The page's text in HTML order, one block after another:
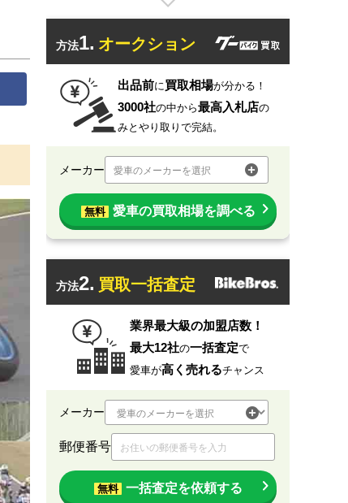
方法1. オークション
出品前に買取相場が分かる！
3000社の中から最高入札店の
みとやり取りで完結。
メーカー 愛車のメーカーを選択
無料 愛車の買取相場を調べる
方法2. 買取一括査定
業界最大級の加盟店数！
最大12社の一括査定で
愛車が高く売れるチャンス
メーカー
郵便番号
無料 一括査定を依頼する